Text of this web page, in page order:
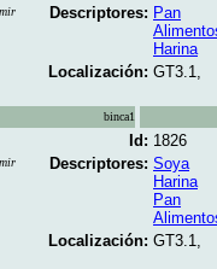
Descriptores: Pan
Harina
Localización: GT3.1,
binca1
Id: 1826
Descriptores: Soya
Harina
Pan
Localización: GT3.1,